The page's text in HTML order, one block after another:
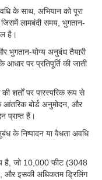
के साथ, अभियान को पूरा
लामबंदी समय, भुगतान-
है।
भुगतान-योग्य अनुबंध तैयारी
आधार पर प्रतिपूर्ति की जाती
शर्तों पर पारस्परिक रूप से
बोर्ड अनुमोदन, और
प्राप्त हैं।
के निष्पादन या वैधता अवधि
है, जो 10,000 फीट (3048
और इसकी अधिकतम ड्रिलिंग